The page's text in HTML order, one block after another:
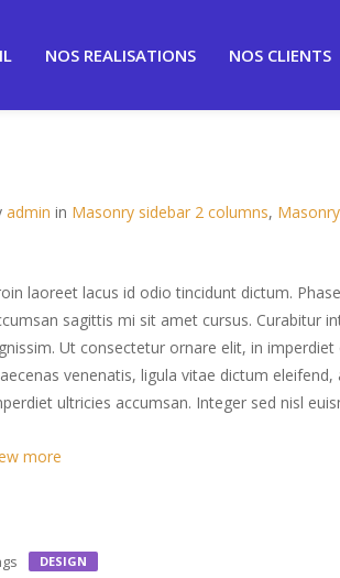
NOS REALISATIONS NOS CLIENTS
admin in Masonry sidebar 2 columns,
laoreet lacus id odio tincidunt dictum.
sagittis mi sit amet cursus. Curabitur
Ut consectetur ornare elit, in
venenatis, ligula vitae dictum
ultricies accumsan. Integer sed nisl
more
DESIGN